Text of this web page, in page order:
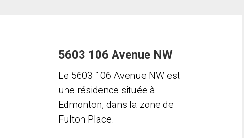
5603 106 Avenue NW
Le 5603 106 Avenue NW est
une résidence située à
Edmonton, dans la zone de
Fulton Place.